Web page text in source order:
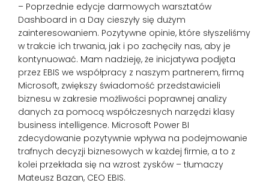
– Poprzednie edycje darmowych warsztatów
Dashboard in a Day cieszyły się dużym
zainteresowaniem. Pozytywne opinie, które słyszeliśmy
w trakcie ich trwania, jak i po zachęciły nas, aby je
kontynuować. Mam nadzieję, że inicjatywa podjęta
przez EBIS we współpracy z naszym partnerem, firmą
Microsoft, zwiększy świadomość przedstawicieli
biznesu w zakresie możliwości poprawnej analizy
danych za pomocą współczesnych narzędzi klasy
business intelligence. Microsoft Power BI
zdecydowanie pozytywnie wpływa na podejmowanie
trafnych decyzji biznesowych w każdej firmie, a to z
kolei przekłada się na wzrost zysków – tłumaczy
Mateusz Bazan, CEO EBIS.